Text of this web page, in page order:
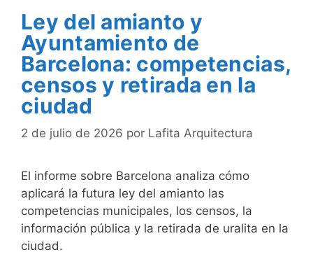
Ley del amianto y
Ayuntamiento de
Barcelona: competencias,
censos y retirada en la
ciudad
2 de julio de 2026 por Lafita Arquitectura
El informe sobre Barcelona analiza cómo
aplicará la futura ley del amianto las
competencias municipales, los censos, la
información pública y la retirada de uralita en la
ciudad.